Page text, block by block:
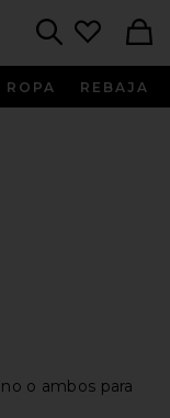
ROPA REBAJA
o ambos para